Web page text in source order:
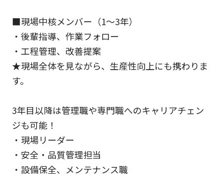
■現場中核メンバー（1～3年）
・後輩指導、作業フォロー
・工程管理、改善提案
★現場全体を見ながら、生産性向上にも携わりま
す。
3年目以降は管理職や専門職へのキャリアチェン
ジも可能！
・現場リーダー
・安全・品質管理担当
・設備保全、メンテナンス職